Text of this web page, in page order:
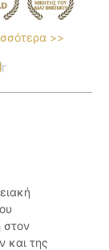
>>
στον
και της